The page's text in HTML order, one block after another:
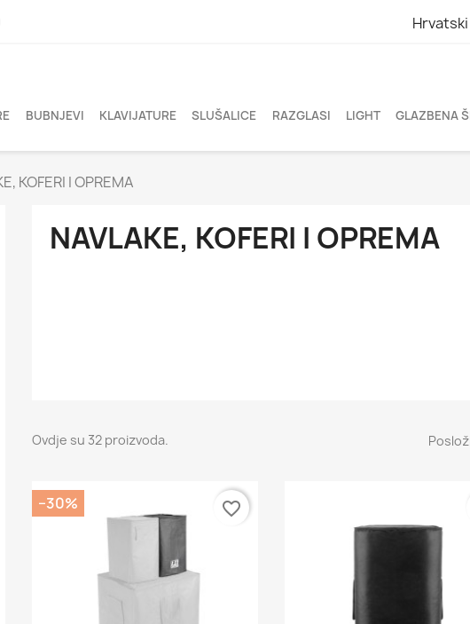
Hrvatski
BUBNJEVI KLAVIJATURE SLUŠALICE RAZGLASI LIGHT GLAZBENA
KOFERI I OPREMA
NAVLAKE, KOFERI I OPREMA
Ovdje su 32 proizvoda.
−30% favorite_border